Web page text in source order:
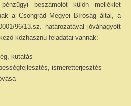
beszámolót külön melléklet
a Csongrád Megyei Bíróság által, a
96/13.sz. határozatával jóváhagyott
közhasznú feladatai vannak:
kutatás
ismeretterjesztés